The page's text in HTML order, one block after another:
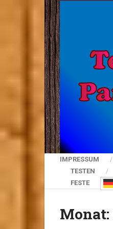
IMPRESSUM
TESTEN
FESTE
Monat: